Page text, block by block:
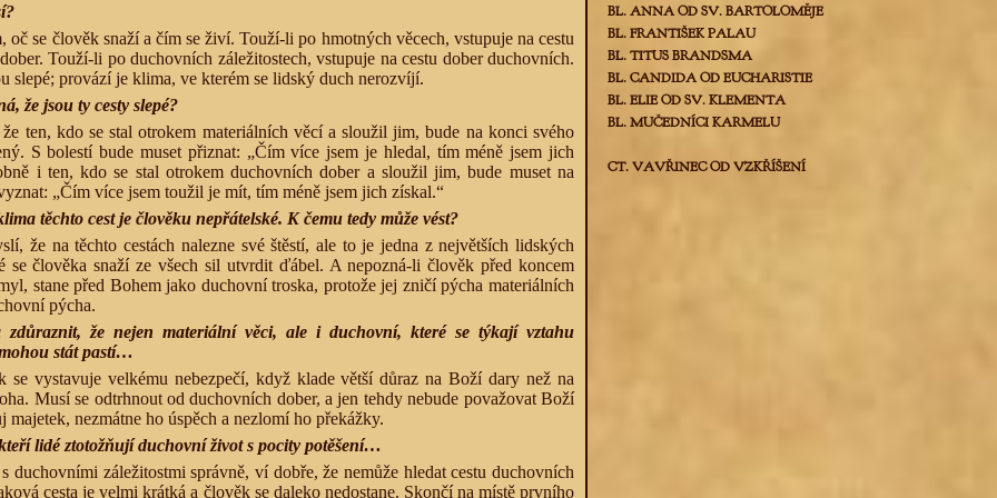
oč se člověk snaží a čím se živí. Touží-li po hmotných věcech, vstupuje na cestu
Touží-li po duchovních záležitostech, vstupuje na cestu dober duchovních.
slepé; provází je klima, ve kterém se lidský duch nerozvíjí.
že jsou ty cesty slepé?
že ten, kdo se stal otrokem materiálních věcí a sloužil jim, bude na konci svého
S bolestí bude muset přiznat: „Čím více jsem je hledal, tím méně jsem jich
i ten, kdo se stal otrokem duchovních dober a sloužil jim, bude muset na
„Čím více jsem toužil je mít, tím méně jsem jich získal.“
těchto cest je člověku nepřátelské. K čemu tedy může vést?
že na těchto cestách nalezne své štěstí, ale to je jedna z největších lidských
se člověka snaží ze všech sil utvrdit ďábel. A nepozná-li člověk před koncem
stane před Bohem jako duchovní troska, protože jej zničí pýcha materiálních
pýcha.
zdůraznit, že nejen materiální věci, ale i duchovní, které se týkají vztahu
stát pastí…
vystavuje velkému nebezpečí, když klade větší důraz na Boží dary než na
Musí se odtrhnout od duchovních dober, a jen tehdy nebude považovat Boží
majetek, nezmátne ho úspěch a nezlomí ho překážky.
lidé ztotožňují duchovní život s pocity potěšení…
duchovními záležitostmi správně, ví dobře, že nemůže hledat cestu duchovních
cesta je velmi krátká a člověk se daleko nedostane. Skončí na místě prvního
BL. ANNA OD SV. BARTOLOMĚJE
BL. FRANTIŠEK PALAU
BL. TITUS BRANDSMA
BL. CANDIDA OD EUCHARISTIE
BL. ELIE OD SV. KLEMENTA
BL. MUČEDNÍCI KARMELU
CT. VAVŘINEC OD VZKŘÍŠENÍ